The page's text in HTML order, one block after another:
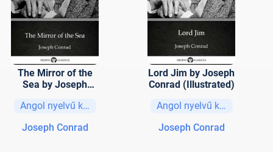
The Mirror of the
Sea by Joseph
Angol nyelvű könyvek
Joseph Conrad
Lord Jim by Joseph
Conrad (Illustrated)
Angol nyelvű könyvek
Joseph Conrad